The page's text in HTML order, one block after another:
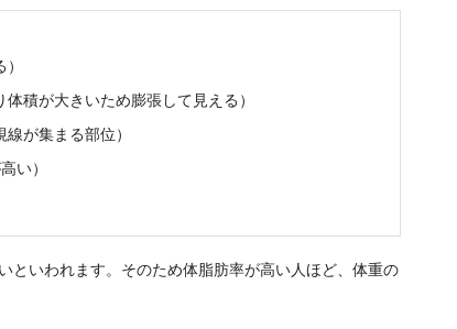
体積が大きいため膨張して見える）
線が集まる部位）
い）
といわれます。そのため体脂肪率が高い人ほど、体重の